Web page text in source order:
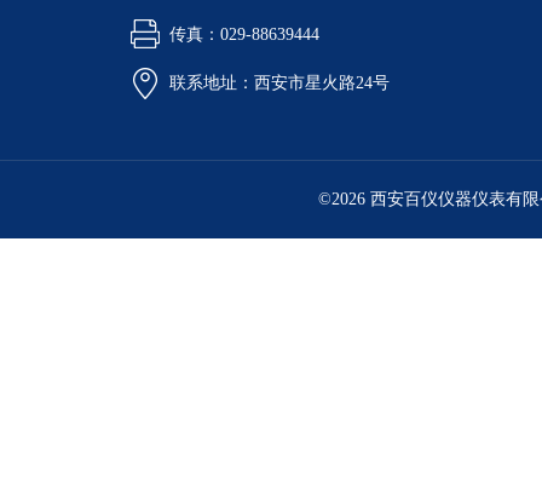
传真：029-88639444
联系地址：西安市星火路24号
©2026 西安百仪仪器仪表有